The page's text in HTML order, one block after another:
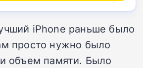
iPhone раньше было
просто нужно было
объем памяти. Было